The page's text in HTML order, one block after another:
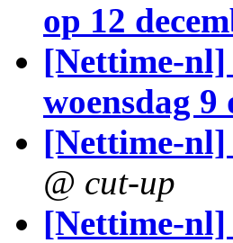
op 12
[Nettime-
woensdag 9
[Nettime-nl]
@ cut-up
[Nettime-nl]